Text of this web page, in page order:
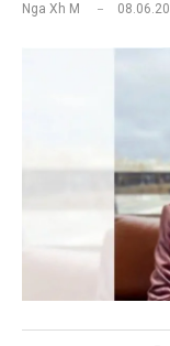
Nga Xh M